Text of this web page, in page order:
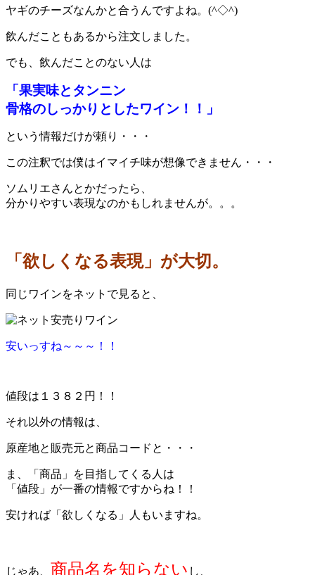
ヤギのチーズなんかと合うんですよね。(^◇^)
飲んだこともあるから注文しました。
でも、飲んだことのない人は
「果実味とタンニン
骨格のしっかりとしたワイン！！」
という情報だけが頼り・・・
この注釈では僕はイマイチ味が想像できません・・・
ソムリエさんとかだったら、
分かりやすい表現なのかもしれませんが。。。
「欲しくなる表現」が大切。
同じワインをネットで見ると、
安いっすね～～～！！
値段は１３８２円！！
それ以外の情報は、
原産地と販売元と商品コードと・・・
ま、「商品」を目指してくる人は
「値段」が一番の情報ですからね！！
安ければ「欲しくなる」人もいますね。
じゃあ、 商品名を知らない し、